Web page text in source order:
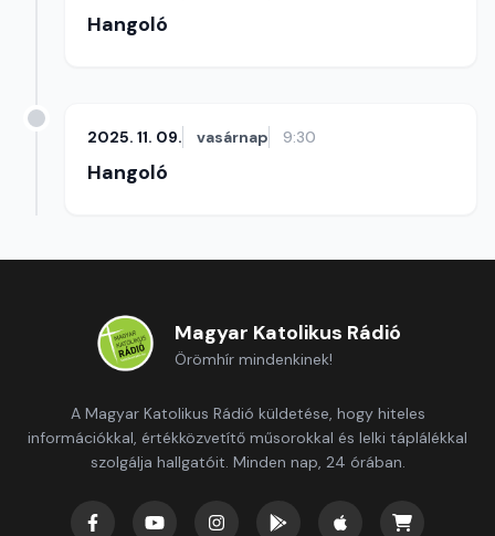
Hangoló
2025. 11. 09. vasárnap 9:30
Hangoló
Magyar Katolikus Rádió
Örömhír mindenkinek!
A Magyar Katolikus Rádió küldetése, hogy hiteles
információkkal, értékközvetítő műsorokkal és lelki táplálékkal
szolgálja hallgatóit. Minden nap, 24 órában.